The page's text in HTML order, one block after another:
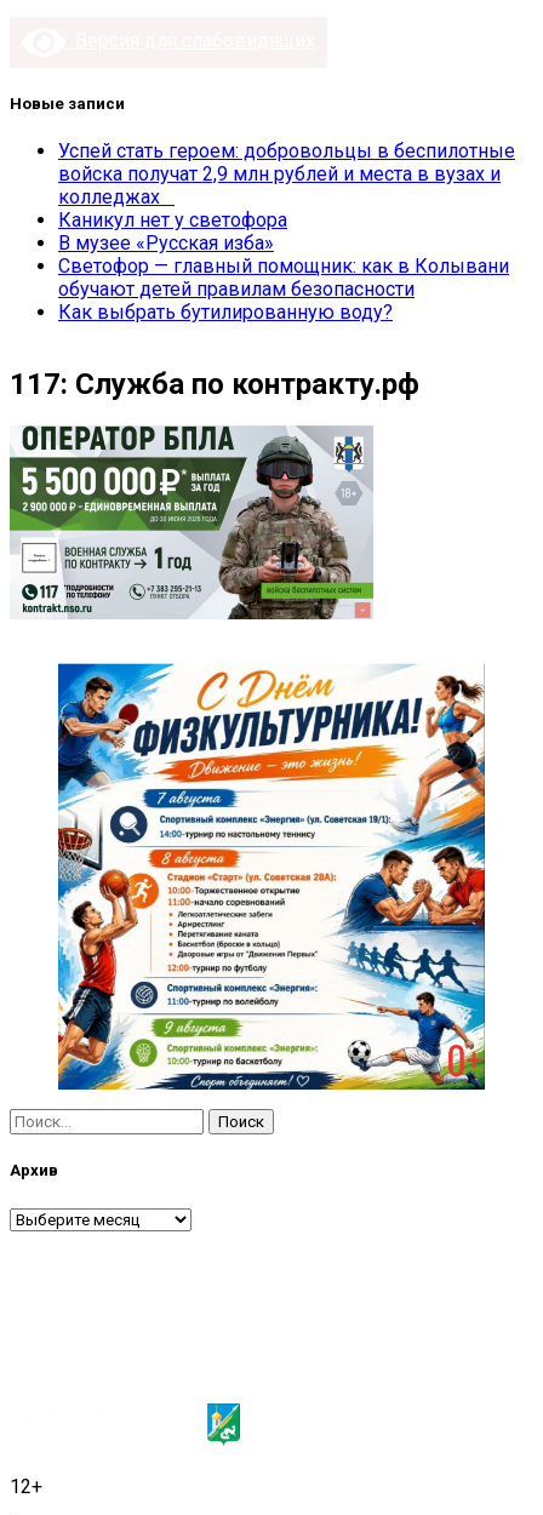
Новые записи
Успей стать героем: добровольцы в беспилотные
войска получат 2,9 млн рублей и места в вузах и
колледжах
Каникул нет у светофора
В музее «Русская изба»
Светофор — главный помощник: как в Колывани
обучают детей правилам безопасности
Как выбрать бутилированную воду?
117: Служба по контракту.рф
Найти:
Архив
Архив
12+